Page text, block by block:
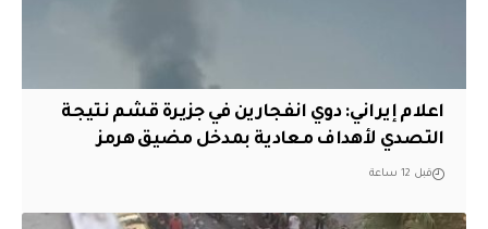
اعلام إيراني: دوي انفجارين في جزيرة قشم نتيجة
التصدي لأهداف معادية بمدخل مضيق هرمز
قبل 12 ساعة